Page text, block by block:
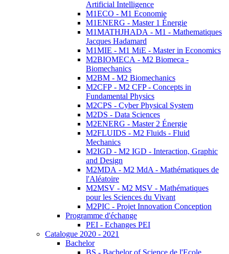
Artificial Intelligence
M1ECO - M1 Economie
M1ENERG - Master 1 Énergie
M1MATHJHADA - M1 - Mathematiques
Jacques Hadamard
M1MIE - M1 MiE - Master in Economics
M2BIOMECA - M2 Biomeca -
Biomechanics
M2BM - M2 Biomechanics
M2CFP - M2 CFP - Concepts in
Fundamental Physics
M2CPS - Cyber Physical System
M2DS - Data Sciences
M2ENERG - Master 2 Énergie
M2FLUIDS - M2 Fluids - Fluid
Mechanics
M2IGD - M2 IGD - Interaction, Graphic
and Design
M2MDA - M2 MdA - Mathématiques de
l'Aléatoire
M2MSV - M2 MSV - Mathématiques
pour les Sciences du Vivant
M2PIC - Projet Innovation Conception
Programme d'échange
PEI - Echanges PEI
Catalogue 2020 - 2021
Bachelor
BS - Bachelor of Science de l'Ecole